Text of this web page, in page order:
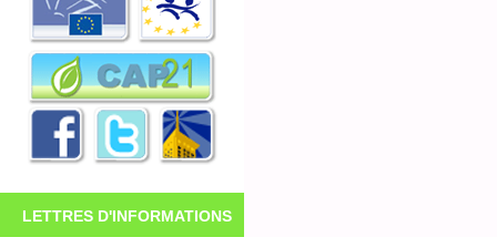
LETTRES D'INFORMATIONS